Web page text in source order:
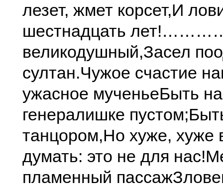
лезет, жмет корсет,И
шестнадцать лет!
великодушный,Засел
султан.Чужое счастие
ужасное мученьеБыть
генералишке пустом;
танцором,Но хуже, хуже
думать: это не для нас!
пламенный пассаж